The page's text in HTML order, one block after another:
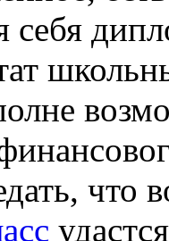
себя
что